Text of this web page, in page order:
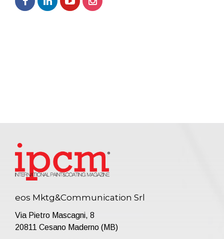
eos Mktg&Communication Srl
Via Pietro Mascagni, 8
20811 Cesano Maderno (MB)